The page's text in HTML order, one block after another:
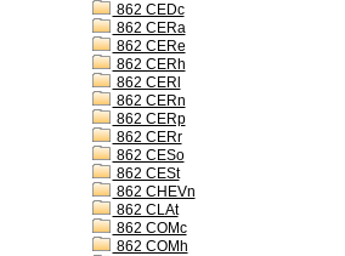
862 CEDc
862 CERa
862 CERe
862 CERh
862 CERl
862 CERn
862 CERp
862 CERr
862 CESo
862 CESt
862 CHEVn
862 CLAt
862 COMc
862 COMh